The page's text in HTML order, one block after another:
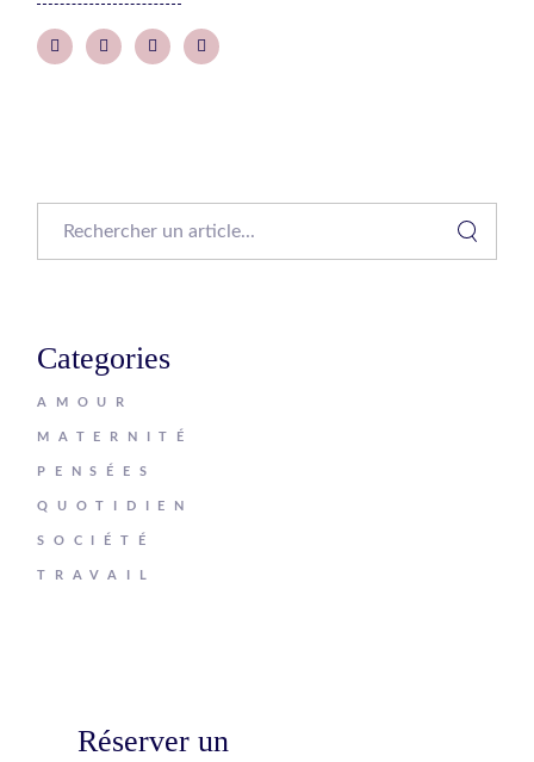
Categories
AMOUR
MATERNITÉ
PENSÉES
QUOTIDIEN
SOCIÉTÉ
TRAVAIL
Réserver un